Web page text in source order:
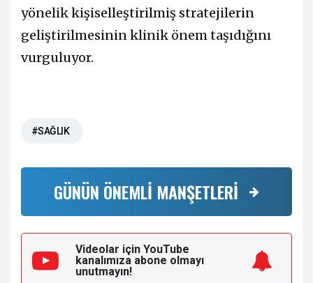
yönelik kişiselleştirilmiş stratejilerin
geliştirilmesinin klinik önem taşıdığını
vurguluyor.
#SAĞLIK
GÜNÜN ÖNEMLİ MANŞETLERİ
Videolar için YouTube
kanalımıza abone olmayı
unutmayın!